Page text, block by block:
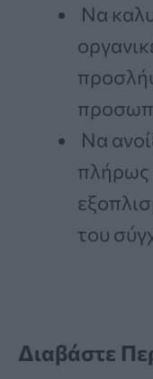
Να
Να
πλήρως
του
Διαβάστε